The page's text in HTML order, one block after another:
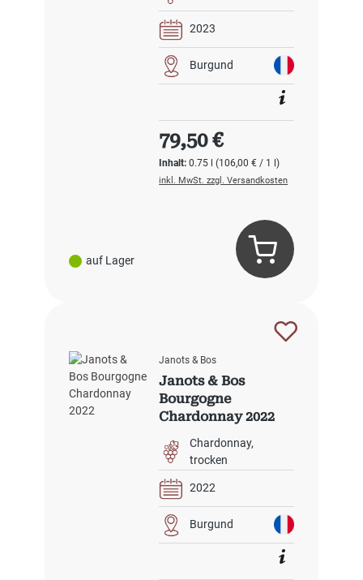
auf Lager
2023
Burgund
Inhalt:0.75 l(106,00 € / 1 l)
Regulärer Preis:
79,50 €
inkl. MwSt. zzgl. Versandkosten
Janots & Bos
Janots & Bos
Bourgogne
Chardonnay 2022
Chardonnay
trocken
2022
Burgund